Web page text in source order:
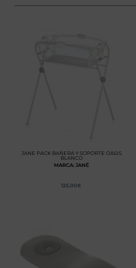
JANE PACK BAÑERA Y SOPORTE OASIS
BLANCO
MARCA: JANÉ
125,00 €